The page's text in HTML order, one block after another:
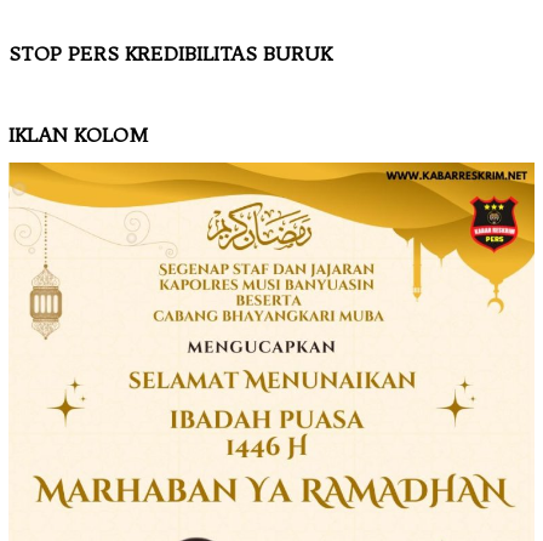
STOP PERS KREDIBILITAS BURUK
IKLAN KOLOM